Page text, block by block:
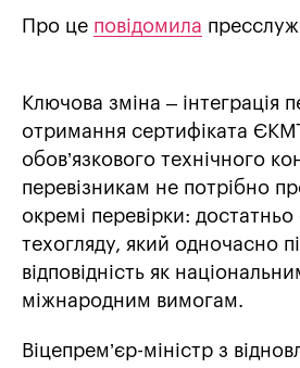
Про це повідомила
Ключова зміна – інтеграція
отримання сертифіката
обов’язкового технічного
перевізникам не потрібно
окремі перевірки:
техогляду, який одночасно
відповідність як
міжнародним вимогам.
Віцепрем’єр-міністр з